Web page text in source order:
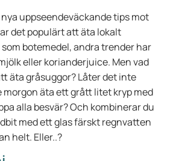
uppseendeväckande tips mot
det populärt att äta lokalt
botemedel, andra trender har
eller korianderjuice. Men vad
äta gråsuggor? Låter det inte
morgon äta ett grått litet kryp med
alla besvär? Och kombinerar du
med ett glas färskt regnvatten
helt. Eller..?